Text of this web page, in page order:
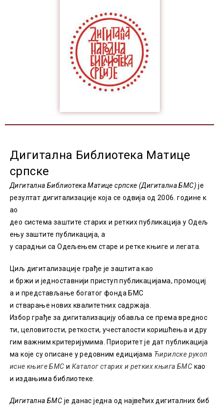
Дигитална Библиотека Матице
српске
Дигитална Библиотека Матице српске (Дигитална БМС) је
резултат дигитализације која се одвија од 2006. године к
ао
део система заштите старих и ретких публикација у Одељ
ењу заштите публикација, а
у сарадњи са Одељењем старе и ретке књиге и легата.
Циљ дигитализације грађе је заштита као
и бржи и једноставнији приступ публикацијама, промоциј
а и представљање богатог фонда БМС
и стварање нових квалитетних садржаја.
Избор грађе за дигитализацију обављa се према вреднос
ти, целовитости, реткости, учесталости коришћења и дру
гим важним критеријумима. Приоритет је дат публикација
ма које су описане у редовним едицијама Ћирилске рукоп
исне књигеБМС и Каталог старих и ретких књига БМС као
и издањима библиотеке.
Дигитална БМС је данас једна од највећих дигиталних биб